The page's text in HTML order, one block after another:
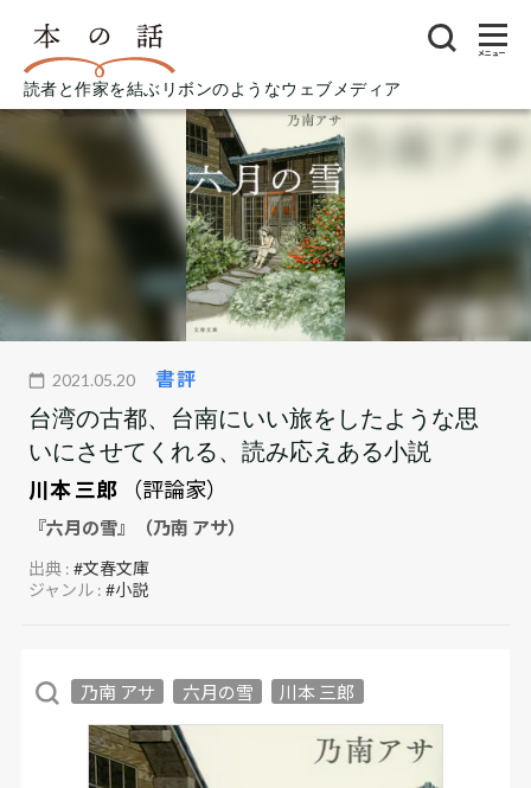
読者と作家を結ぶリボンのようなウェブメディア
メニュー
2021.05.20 書評
台湾の古都、台南にいい旅をしたような思
いにさせてくれる、読み応えある小説
川本 三郎
（評論家）
『六月の雪』（乃南 アサ）
出典 :#文春文庫
ジャンル :#小説
乃南 アサ 六月の雪 川本 三郎